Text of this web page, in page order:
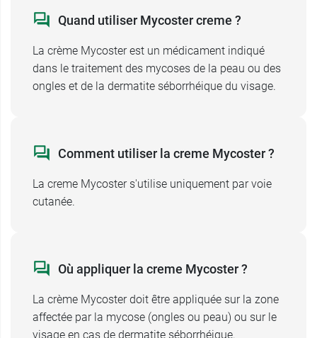
-allergiesà l'un des constituants,
plaies ouvertes.
Pendant l'utilisation d'un traitement antifongique
développement du champignon (Candida).
Mycoster creme, grossesse et allaitement
L'usage du médicament Mycoster crème est
Mycoster creme Ciclopirox olamine et
muqueuses des parties intimes (mycose
du gland, vulvaire…)
Quand utiliser Mycoster creme ?
La crème Mycoster est un médicament indiqué
dans le traitement des mycoses de la peau ou des
ongles et de la dermatite séborrhéique du visage.
Comment utiliser la creme Mycoster ?
La creme Mycoster s'utilise uniquement par voie
cutanée.
Où appliquer la creme Mycoster ?
La crème Mycoster doit être appliquée sur la zone
affectée par la mycose (ongles ou peau) ou sur le
visage en cas de dermatite séborrhéique.